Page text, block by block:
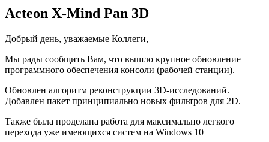
Acteon X-Mind Pan 3D
Добрый день, уважаемые Коллеги,
Мы рады сообщить Вам, что вышло крупное обновление
программного обеспечения консоли (рабочей станции).
Обновлен алгоритм реконструкции 3D-исследований.
Добавлен пакет принципиально новых фильтров для 2D.
Также была проделана работа для максимально легкого
перехода уже имеющихся систем на Windows 10